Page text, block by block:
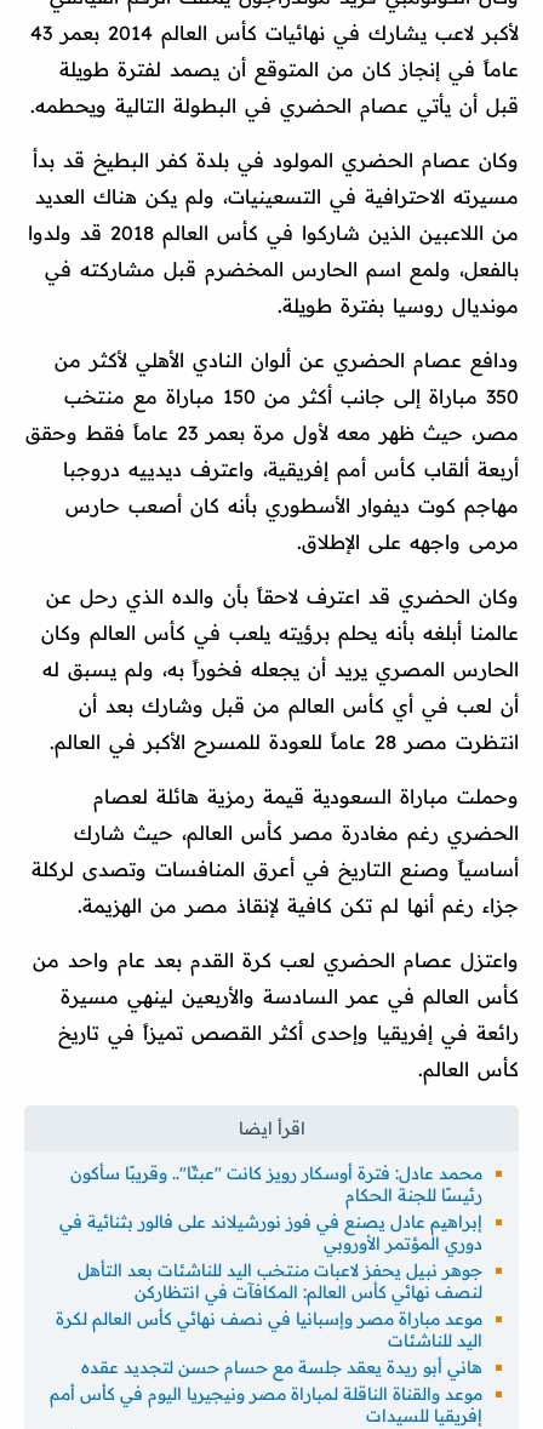
لأكبر لاعب يشارك في نهائيات كأس العالم 2014 بعمر 43
عاماً في إنجاز كان من المتوقع أن يصمد لفترة طويلة
قبل أن يأتي عصام الحضري في البطولة التالية ويحطمه.
وكان عصام الحضري المولود في بلدة كفر البطيخ قد بدأ
مسيرته الاحترافية في التسعينيات، ولم يكن هناك العديد
من اللاعبين الذين شاركوا في كأس العالم 2018 قد ولدوا
بالفعل، ولمع اسم الحارس المخضرم قبل مشاركته في
مونديال روسيا بفترة طويلة.
ودافع عصام الحضري عن ألوان النادي الأهلي لأكثر من
350 مباراة إلى جانب أكثر من 150 مباراة مع منتخب
مصر، حيث ظهر معه لأول مرة بعمر 23 عاماً فقط وحقق
أربعة ألقاب كأس أمم إفريقية، واعترف ديدييه دروجبا
مهاجم كوت ديفوار الأسطوري بأنه كان أصعب حارس
مرمى واجهه على الإطلاق.
وكان الحضري قد اعترف لاحقاً بأن والده الذي رحل عن
عالمنا أبلغه بأنه يحلم برؤيته يلعب في كأس العالم وكان
الحارس المصري يريد أن يجعله فخوراً به، ولم يسبق له
أن لعب في أي كأس العالم من قبل وشارك بعد أن
انتظرت مصر 28 عاماً للعودة للمسرح الأكبر في العالم.
وحملت مباراة السعودية قيمة رمزية هائلة لعصام
الحضري رغم مغادرة مصر كأس العالم، حيث شارك
أساسياً وصنع التاريخ في أعرق المنافسات وتصدى لركلة
جزاء رغم أنها لم تكن كافية لإنقاذ مصر من الهزيمة.
واعتزل عصام الحضري لعب كرة القدم بعد عام واحد من
كأس العالم في عمر السادسة والأربعين لينهي مسيرة
رائعة في إفريقيا وإحدى أكثر القصص تميزاً في تاريخ
كأس العالم.
محمد عادل: فترة أوسكار رويز كانت "عبثًا".. وقريبًا سأكون
رئيسًا للجنة الحكام
إبراهيم عادل يصنع في فوز نورشيلاند على فالور بثنائية في
دوري المؤتمر الأوروبي
جوهر نبيل يحفز لاعبات منتخب اليد للناشئات بعد التأهل
لنصف نهائي كأس العالم: المكافآت في انتظاركن
موعد مباراة مصر وإسبانيا في نصف نهائي كأس العالم لكرة
اليد للناشئات
هاني أبو ريدة يعقد جلسة مع حسام حسن لتجديد عقده
موعد والقناة الناقلة لمباراة مصر ونيجيريا اليوم في كأس أمم
إفريقيا للسيدات